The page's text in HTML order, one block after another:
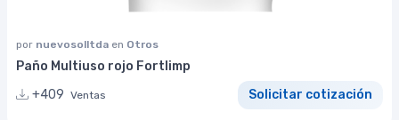
por nuevosolltda en Otros
Paño Multiuso rojo Fortlimp
+409 Ventas Solicitar cotización